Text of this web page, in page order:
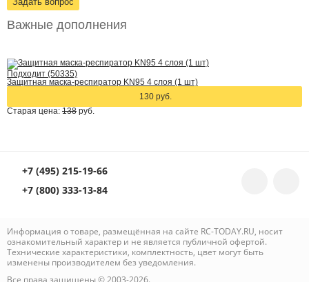
Важные дополнения
Подходит (50335)
Защитная маска-респиратор KN95 4 слоя (1 шт)
130 руб.
Старая цена: 138 руб.
+7 (495) 215-19-66
+7 (800) 333-13-84
Информация о товаре, размещённая на сайте RC-TODAY.RU, носит
ознакомительный характер и не является публичной офертой.
Технические характеристики, комплектность, цвет могут быть
изменены производителем без уведомления.
Все права защищены © 2003-2026.